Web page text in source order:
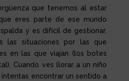
que tenemos al estar
eres parte de ese mundo
y es difícil de gestionar.
las situaciones por las que
en las que viajan (los botes
Cuando ves llorar a un niño
encontrar un sentido a